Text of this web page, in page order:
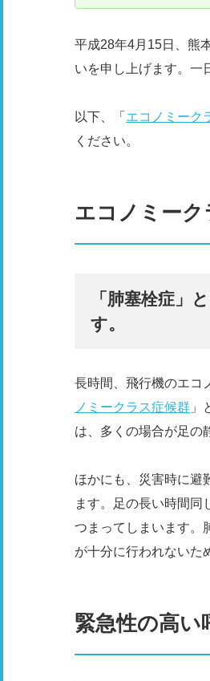
平成28年4月15日、熊
いを申し上げます。一
以下、「 エコノミーク
ください。
エコノミーク
「肺塞栓症」
す。
長時間、飛行機のエコ
ノミークラス症候群 」
は、多くの場合が足の
ほかにも、災害時に避
ます。足の長い時間同
つまってしまいます。
が十分に行われないた
緊急性の高い